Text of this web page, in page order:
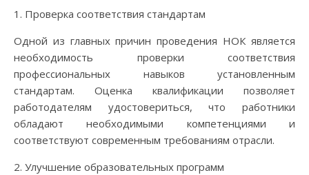
1. Проверка соответствия стандартам
Одной из главных причин проведения НОК является
необходимость проверки соответствия
профессиональных навыков установленным
стандартам. Оценка квалификации позволяет
работодателям удостовериться, что работники
обладают необходимыми компетенциями и
соответствуют современным требованиям отрасли.
2. Улучшение образовательных программ